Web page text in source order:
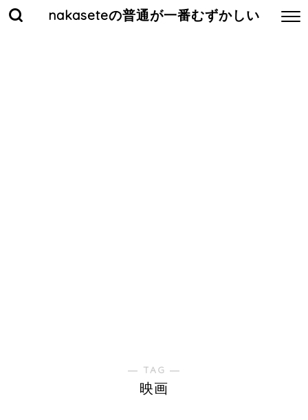
nakaseteの普通が一番むずかしい
― TAG ―
映画